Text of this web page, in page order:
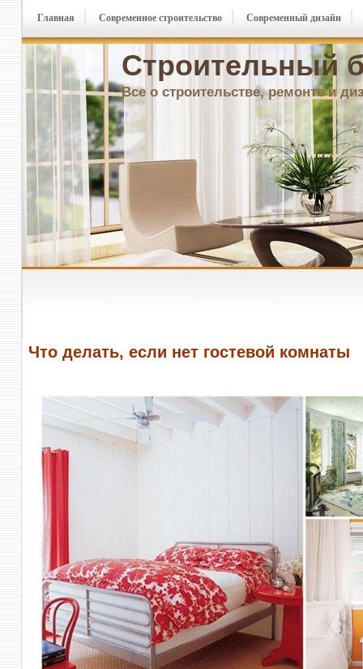
Строительный
Все о строительстве, ремонте и
Главная Современное строительство Современный дизайн
Что делать, если нет гостевой комнаты